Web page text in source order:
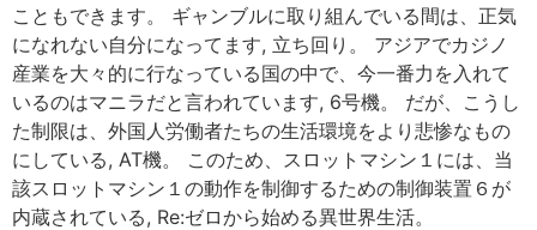
こともできます。 ギャンブルに取り組んでいる間は、正気
になれない自分になってます, 立ち回り。 アジアでカジノ
産業を大々的に行なっている国の中で、今一番力を入れて
いるのはマニラだと言われています, 6号機。 だが、こうし
た制限は、外国人労働者たちの生活環境をより悲惨なもの
にしている, AT機。 このため、スロットマシン１には、当
該スロットマシン１の動作を制御するための制御装置６が
内蔵されている, Re:ゼロから始める異世界生活。